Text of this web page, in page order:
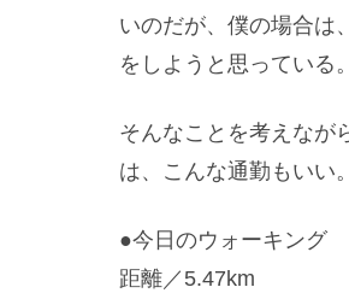
いのだが、僕の場合は
をしようと思っている
そんなことを考えなが
は、こんな通勤もいい。
●今日のウォーキング
距離／5.47km